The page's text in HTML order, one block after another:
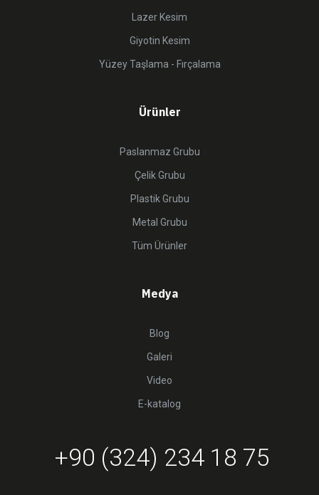
Lazer Kesim
Giyotin Kesim
Yüzey Taşlama - Fırçalama
Ürünler
Paslanmaz Grubu
Çelik Grubu
Plastik Grubu
Metal Grubu
Tüm Ürünler
Medya
Blog
Galeri
Video
E-katalog
+90 (324) 234 18 75